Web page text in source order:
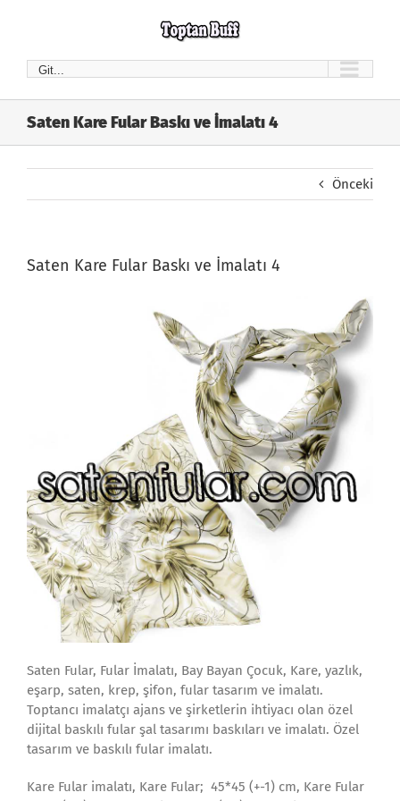
Git...
Saten Kare Fular Baskı ve İmalatı 4
Önceki
Saten Kare Fular Baskı ve İmalatı 4
Saten Fular, Fular İmalatı, Bay Bayan Çocuk, Kare, yazlık,
eşarp, saten, krep, şifon, fular tasarım ve imalatı.
Toptancı imalatçı ajans ve şirketlerin ihtiyacı olan özel
dijital baskılı fular şal tasarımı baskıları ve imalatı. Özel
tasarım ve baskılı fular imalatı.
Kare Fular imalatı, Kare Fular; 45*45 (+-1) cm, Kare Fular